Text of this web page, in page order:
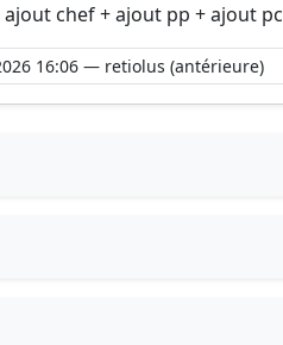
ajout chef + ajout pp + ajout pc